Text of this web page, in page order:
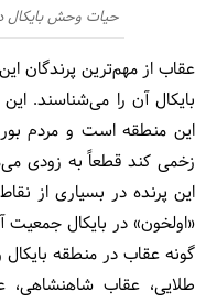
حیات وحش بایکال
عقاب از مهم‌ترین پرندگان
بایکال آن را می‌شناسند.
این منطقه است و مردم
زخمی کند قطعاً به زودی
این پرنده در بسیاری از
«اولخون» در بایکال
گونه عقاب در منطقه
طلایی، عقاب شاهنشاهی،